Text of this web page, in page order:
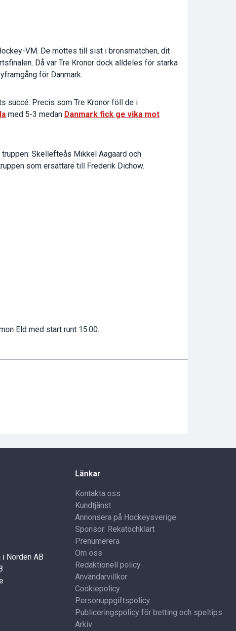
VM. De möttes till sist i bronsmatchen, dit
Då var Tre Kronor dock alldeles för starka
för Danmark.
succé. Precis som Tre Kronor föll de i
med 5-3 medan Danmark fick ge vika mot
Skellefteås Mikkel Aagaard och
som ersättare till Frederik Dichow.
Eld med start runt 15:00.
Norden AB
Länkar
Kontakta oss
Kundtjänst
Annonsera på Hockeysverige
Sponsor: Rekatochklart
Prenumerera
Om oss
Redaktionell policy
Användarvillkor
Cookiepolicy
Personuppgiftspolicy
Publiceringspolicy för betting och speltips
Arkiv